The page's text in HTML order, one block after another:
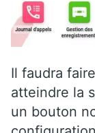
Il faudra
atteindre la
un bouton